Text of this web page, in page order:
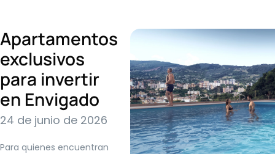
Apartamentos
exclusivos
para invertir
en Envigado
24 de junio de 2026
Para quienes encuentran